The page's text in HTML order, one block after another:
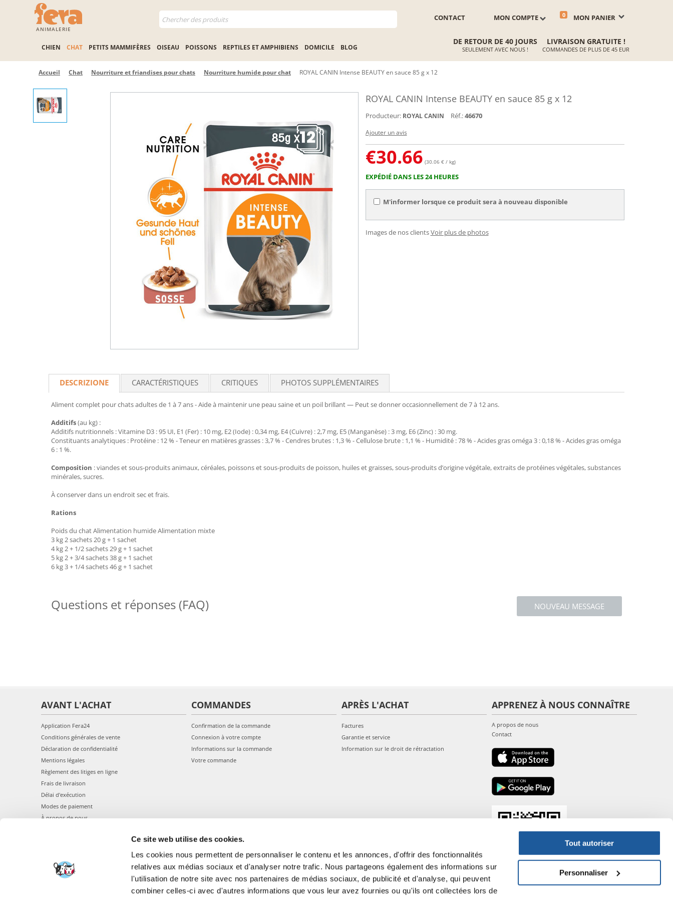
Ce site web utilise des cookies.
Les cookies nous permettent de personnaliser le contenu et les annonces, d'offrir des fonctionnalités
relatives aux médias sociaux et d'analyser notre trafic. Nous partageons également des informations sur
l'utilisation de notre site avec nos partenaires de médias sociaux, de publicité et d'analyse, qui peuvent
combiner celles-ci avec d'autres informations que vous leur avez fournies ou qu'ils ont collectées lors de
Tout autoriser
Personnaliser
ANIMALERIE
MON PANIER
0
MON COMPTE
CONTACT
CHIEN CHAT PETITS MAMMIFÈRES OISEAU POISSONS REPTILES ET AMPHIBIENS DOMICILE BLOG
DE RETOUR DE 40 JOURS
SEULEMENT AVEC NOUS !
LIVRAISON GRATUITE !
COMMANDES DE PLUS DE 45 EUR
Accueil Chat Nourriture et friandises pour chats Nourriture humide pour chat ROYAL CANIN Intense BEAUTY en sauce 85 g x 12
ROYAL CANIN Intense BEAUTY en sauce 85 g x 12
Producteur: ROYAL CANIN Réf.:46670
Ajouter un avis
€30.66 (30.06 € / kg)
EXPÉDIÉ DANS LES 24 HEURES
M'informer lorsque ce produit sera à nouveau disponible
Images de nos clientsVoir plus de photos
DESCRIZIONE CARACTÉRISTIQUES CRITIQUES PHOTOS SUPPLÉMENTAIRES
Aliment complet pour chats adultes de 1 à 7 ans - Aide à maintenir une peau saine et un poil brillant — Peut se donner occasionnellement de 7 à 12 ans.
Additifs(au kg) :
Additifs nutritionnels : Vitamine D3 : 95 UI, E1 (Fer) : 10 mg, E2 (Iode) : 0,34 mg, E4 (Cuivre) : 2,7 mg, E5 (Manganèse) : 3 mg, E6 (Zinc) : 30 mg.
Constituants analytiques : Protéine : 12 % - Teneur en matières grasses : 3,7 % - Cendres brutes : 1,3 % - Cellulose brute : 1,1 % - Humidité : 78 % - Acides gras oméga 3 : 0,18 % - Acides gras oméga
6 : 1 %.
Composition : viandes et sous-produits animaux, céréales, poissons et sous-produits de poisson, huiles et graisses, sous-produits d’origine végétale, extraits de protéines végétales, substances
minérales, sucres.
À conserver dans un endroit sec et frais.
Rations
Poids du chat Alimentation humide Alimentation mixte
3 kg 2 sachets 20 g + 1 sachet
4 kg 2 + 1/2 sachets 29 g + 1 sachet
5 kg 2 + 3/4 sachets 38 g + 1 sachet
6 kg 3 + 1/4 sachets 46 g + 1 sachet
NOUVEAU MESSAGE
Questions et réponses (FAQ)
AVANT L'ACHAT
Application Fera24
Conditions générales de vente
Déclaration de confidentialité
Mentions légales
Règlement des litiges en ligne
Frais de livraison
Délai d'exécution
Modes de paiement
À propos de nous
COMMANDES
Confirmation de la commande
Connexion à votre compte
Informations sur la commande
Votre commande
APRÈS L'ACHAT
Factures
Garantie et service
Information sur le droit de rétractation
APPRENEZ À NOUS CONNAÎTRE
A propos de nous
Contact